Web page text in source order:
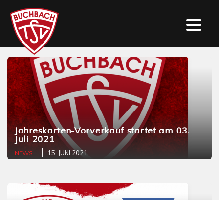
Jahreskarten-Vorverkauf startet am 03.
Juli 2021
NEWS 15. JUNI 2021